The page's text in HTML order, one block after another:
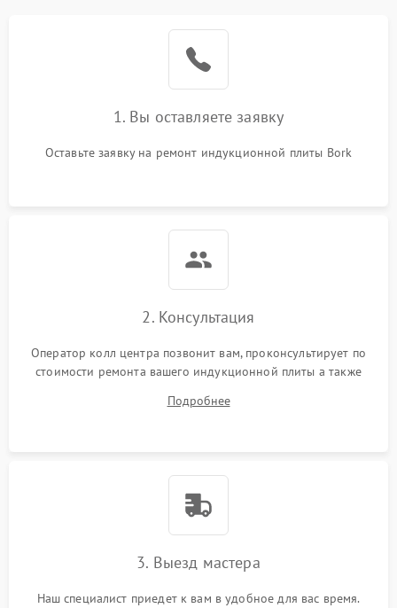
1. Вы оставляете заявку
Оставьте заявку на ремонт индукционной плиты Bork
2. Консультация
Оператор колл центра позвонит вам, проконсультирует по
стоимости ремонта вашего индукционной плиты а также
Подробнее
3. Выезд мастера
Наш специалист приедет к вам в удобное для вас время.